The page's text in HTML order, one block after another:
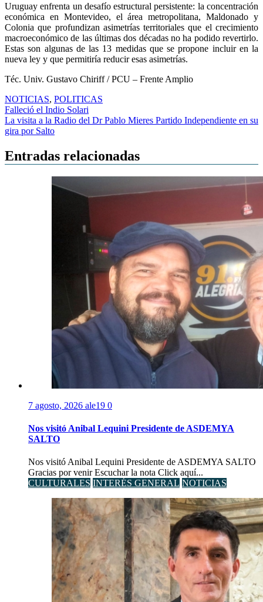
Uruguay enfrenta un desafío estructural persistente: la concentración
económica en Montevideo, el área metropolitana, Maldonado y
Colonia que profundizan asimetrías territoriales que el crecimiento
macroeconómico de las últimas dos décadas no ha podido revertirlo.
Estas son algunas de las 13 medidas que se propone incluir en la
nueva ley y que permitiría reducir esas asimetrías.
Téc. Univ. Gustavo Chiriff / PCU – Frente Amplio
NOTICIAS, POLITICAS
Navegación
de
Falleció el Indio Solari
La visita a la Radio del Dr Pablo Mieres Partido Independiente en su
gira por Salto
Entradas relacionadas
7 agosto, 2026 ale19 0
Nos visitó Anibal Lequini Presidente de ASDEMYA
SALTO
Nos visitó Anibal Lequini Presidente de ASDEMYA SALTO
Gracias por venir Escuchar la nota Click aquí...
CULTURALES INTERÉS GENERAL NOTICIAS